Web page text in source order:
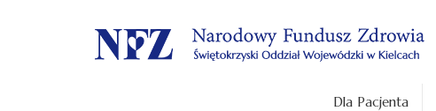
.
Dla Pacjenta